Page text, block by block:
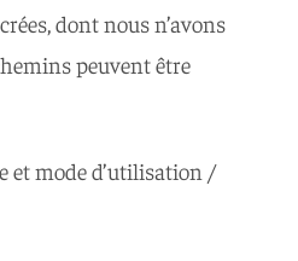
dont nous n’avons
peuvent être
et mode d’utilisation /